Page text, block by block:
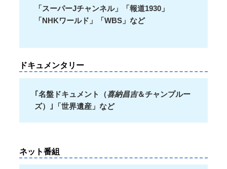
「スーパーJチャンネル」「報道1930」
「NHKワールド」「WBS」など
ドキュメンタリー
｢名盤ドキュメント（喜納昌吉＆チャンプルー
ズ）｣「世界遺産」など
ネット番組